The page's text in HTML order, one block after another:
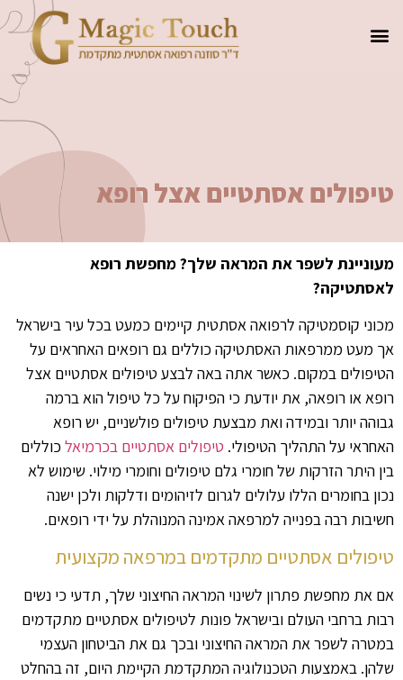
טיפולים אסתטיים אצל רופא
מעוניינת לשפר את המראה שלך? מחפשת רופא
לאסתטיקה?
מכוני קוסמטיקה לרפואה אסתטית קיימים כמעט בכל עיר בישראל
אך מעט ממרפאות האסתטיקה כוללים גם רופאים האחראים על
הטיפולים במקום. כאשר אתה באה לבצע טיפולים אסתטיים אצל
רופא או רופאה, את יודעת כי הפיקוח על כל טיפול הוא ברמה
גבוהה יותר ובמידה ואת מבצעת טיפולים פולשניים, יש רופא
האחראי על התהליך הטיפולי. טיפולים אסתטיים בכרמיאל כוללים
בין היתר הזרקות של חומרי גלם טיפולים וחומרי מילוי. שימוש לא
נכון בחומרים הללו עלולים לגרום לזיהומים ודלקות ולכן ישנה
חשיבות רבה בפנייה למרפאה אמינה המנוהלת על ידי רופאים.
טיפולים אסתטיים מתקדמים במרפאה מקצועית
אם את מחפשת פתרון לשינוי המראה החיצוני שלך, תדעי כי נשים
רבות ברחבי העולם ובישראל פונות לטיפולים אסתטיים מתקדמים
במטרה לשפר את המראה החיצוני ובכך גם את הביטחון העצמי
שלהן. באמצעות הטכנולוגיה המתקדמת הקיימת היום, זה בהחלט